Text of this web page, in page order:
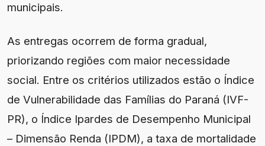
municipais.
As entregas ocorrem de forma gradual,
priorizando regiões com maior necessidade
social. Entre os critérios utilizados estão o Índice
de Vulnerabilidade das Famílias do Paraná (IVF-
PR), o Índice Ipardes de Desempenho Municipal
– Dimensão Renda (IPDM), a taxa de mortalidade